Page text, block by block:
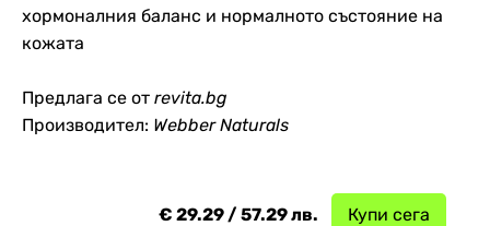
хормоналния баланс и нормалното състояние на
кожата
Предлага се от revita.bg
Производител: Webber Naturals
Купи сега
€ 29.29 / 57.29 лв.